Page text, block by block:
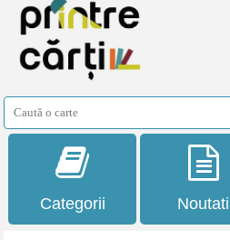
Categorii Noutati